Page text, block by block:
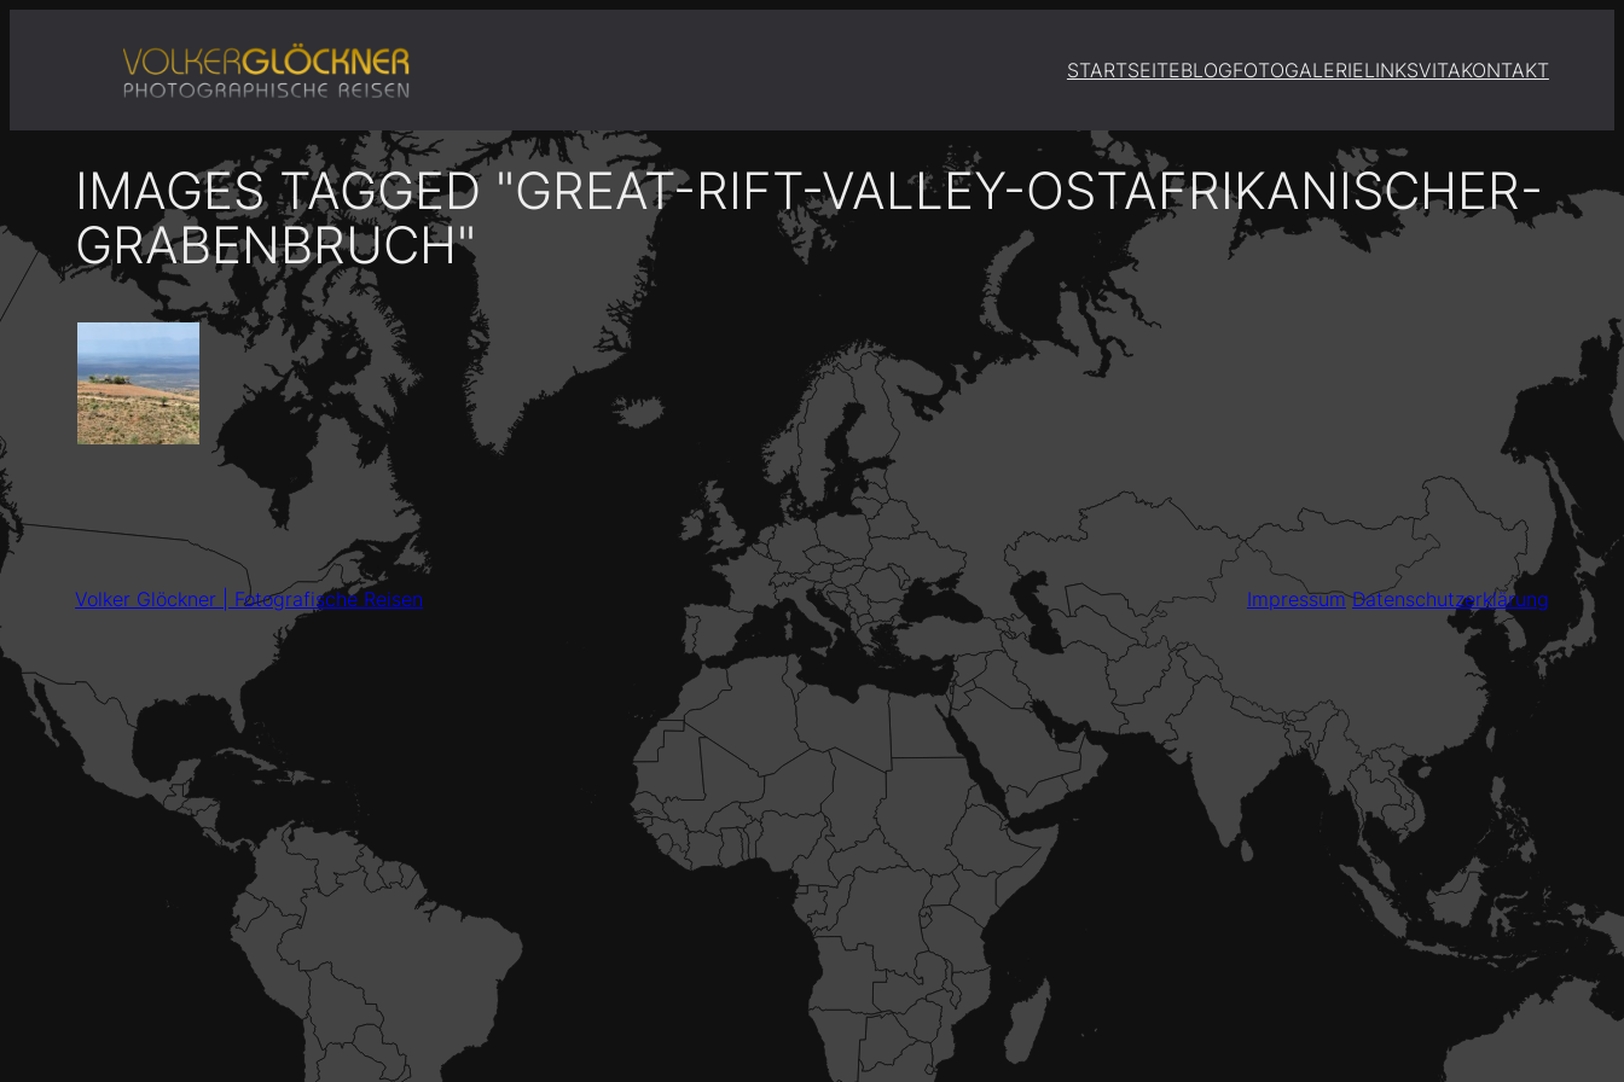
STARTSEITEBLOGFOTOGALERIELINKSVITAKONTAKT
IMAGES TAGGED "GREAT-RIFT-VALLEY-OSTAFRIKANISCHER-
GRABENBRUCH"
Volker Glöckner | Fotografische Reisen Impressum Datenschutzerklärung